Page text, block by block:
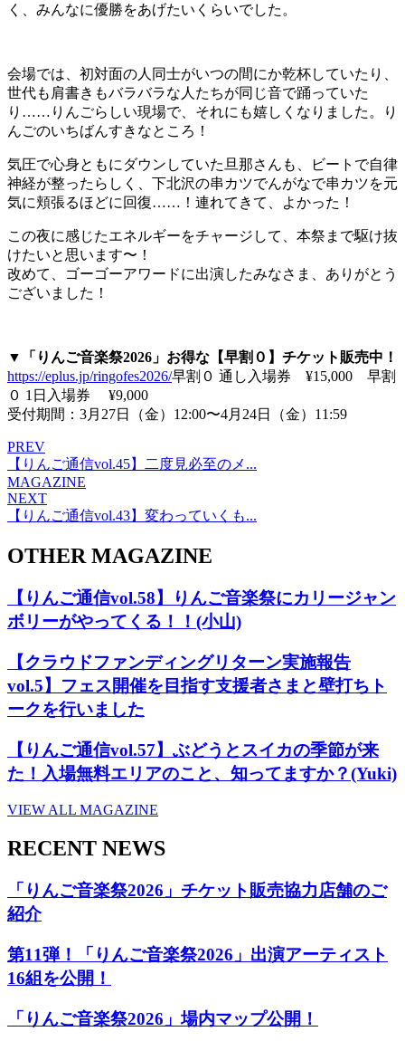
く、みんなに優勝をあげたいくらいでした。
会場では、初対面の人同士がいつの間にか乾杯していたり、
世代も肩書きもバラバラな人たちが同じ音で踊っていた
り……りんごらしい現場で、それにも嬉しくなりました。り
んごのいちばんすきなところ！
気圧で心身ともにダウンしていた旦那さんも、ビートで自律
神経が整ったらしく、下北沢の串カツでんがなで串カツを元
気に頬張るほどに回復……！連れてきて、よかった！
この夜に感じたエネルギーをチャージして、本祭まで駆け抜
けたいと思います〜！
改めて、ゴーゴーアワードに出演したみなさま、ありがとう
ございました！
▼「りんご音楽祭2026」お得な【早割０】チケット販売中！
https://eplus.jp/ringofes2026/早割０ 通し入場券 ¥15,000 早割
０ 1日入場券 ¥9,000
受付期間：3月27日（金）12:00〜4月24日（金）11:59
PREV
【りんご通信vol.45】二度見必至のメ...
MAGAZINE
NEXT
【りんご通信vol.43】変わっていくも...
OTHER MAGAZINE
【りんご通信vol.58】りんご音楽祭にカリージャン
ボリーがやってくる！！(小山)
【クラウドファンディングリターン実施報告
vol.5】フェス開催を目指す支援者さまと壁打ちト
ークを行いました
【りんご通信vol.57】ぶどうとスイカの季節が来
た！入場無料エリアのこと、知ってますか？(Yuki)
VIEW ALL MAGAZINE
RECENT NEWS
「りんご音楽祭2026」チケット販売協力店舗のご
紹介
第11弾！「りんご音楽祭2026」出演アーティスト
16組を公開！
「りんご音楽祭2026」場内マップ公開！